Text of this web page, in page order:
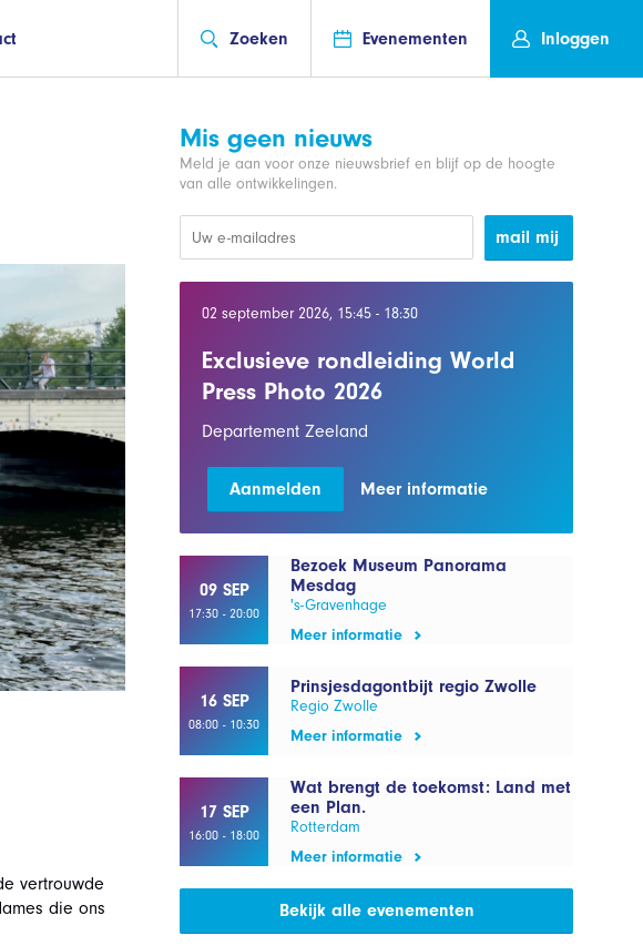
Zoeken Evenementen Inloggen
vertrouwde
die ons
Mis geen nieuws
Meld je aan voor onze nieuwsbrief en blijf op de hoogte
van alle ontwikkelingen.
mail mij
02 september 2026, 15:45 - 18:30
Exclusieve rondleiding World
Press Photo 2026
Departement Zeeland
Aanmelden Meer informatie
09 SEP
17:30 - 20:00
Bezoek Museum Panorama
Mesdag
's-Gravenhage
Meer informatie
16 SEP
08:00 - 10:30
Prinsjesdagontbijt regio Zwolle
Regio Zwolle
Meer informatie
17 SEP
16:00 - 18:00
Wat brengt de toekomst: Land met
een Plan.
Rotterdam
Meer informatie
Bekijk alle evenementen